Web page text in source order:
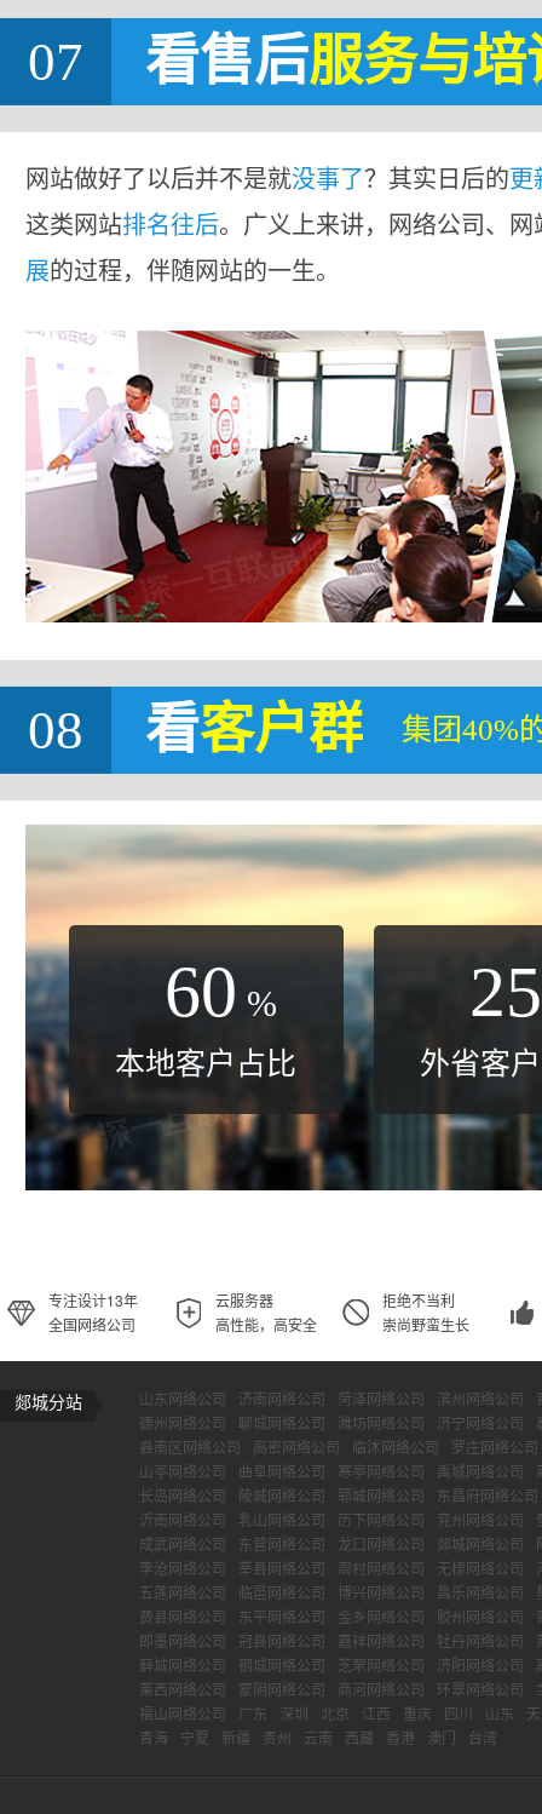
07 看售后服务与培
网站做好了以后并不是就没事了？其实日后的更
这类网站排名往后。广义上来讲，网络公司、
展的过程，伴随网站的一生。
08 看客户群 集团40%
60 %
本地客户占比
25
外省客
专注设计13年
全国网络公司
云服务器
高性能，高安全
拒绝不当利
崇尚野蛮生长
郯城分站 山东网络公司 济南网络公司 菏泽网络公司 滨州网络公司
德州网络公司
聊城网络公司 潍坊网络公司 济宁网络公司
县南区网络公司
高密网络公司 临沭网络公司
罗庄网络公司
山亭网络公司
曲阜网络公司 寒亭网络公司 禹城网络公司
长岛网络公司
陵城网络公司 郓城网络公司
东昌府网络公司
沂南网络公司
乳山网络公司 历下网络公司 兖州网络公司
成武网络公司
东营网络公司 龙口网络公司 郯城网络公司
李沧网络公司
莘县网络公司 周村网络公司 无棣网络公司
五莲网络公司
临邑网络公司 博兴网络公司 昌乐网络公司
费县网络公司
东平网络公司 金乡网络公司 胶州网络公司
即墨网络公司
冠县网络公司 嘉祥网络公司 牡丹网络公司
薛城网络公司
钢城网络公司 芝罘网络公司 济阳网络公司
莱西网络公司
蒙阴网络公司 商河网络公司 环翠网络公司
福山网络公司
广东 深圳 北京 江西 重庆 四川 山东
青海
宁夏 新疆 贵州 云南 西藏 香港 澳门 台湾